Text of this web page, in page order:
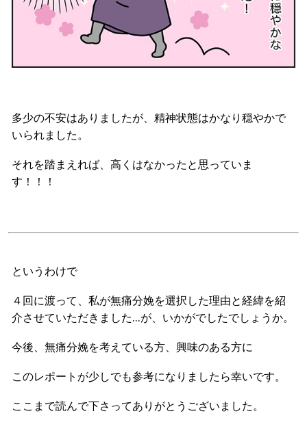
多少の不安はありましたが、精神状態はかなり穏やかで
いられました。
それを踏まえれば、高くはなかったと思っていま
す！！！
というわけで
４回に渡って、私が無痛分娩を選択した理由と経緯を紹
介させていただきました…が、いかがでしたでしょうか。
今後、無痛分娩を考えている方、興味のある方に
このレポートが少しでも参考になりましたら幸いです。
ここまで読んで下さってありがとうございました。